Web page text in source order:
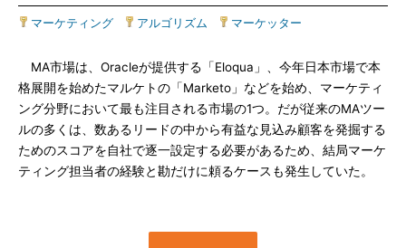
マーケティング アルゴリズム マーケッター
MA市場は、Oracleが提供する「Eloqua」、今年日本市場で本
格展開を始めたマルケトの「Marketo」などを始め、マーケティ
ング分野において最も注目される市場の1つ。だが従来のMAツー
ルの多くは、数あるリードの中から有益な見込み顧客を発掘する
ためのスコアを自社で逐一設定する必要があるため、結局マーケ
ティング担当者の経験と勘だけに頼るケースも発生していた。